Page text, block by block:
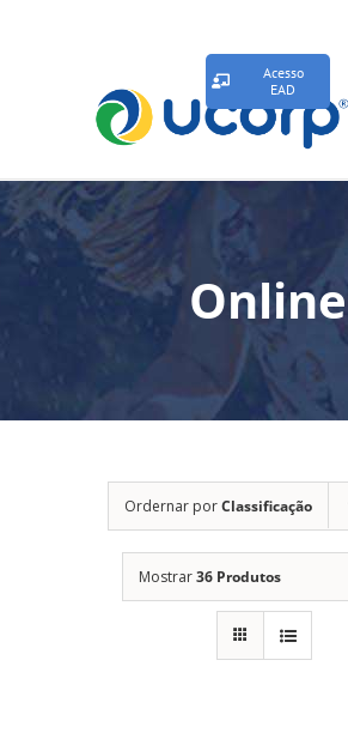
Acesso
EAD
Online
Ordernar porClassificação
Mostrar36 Produtos